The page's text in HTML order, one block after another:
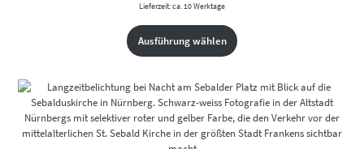
Lieferzeit: ca. 10 Werktage
Ausführung wählen